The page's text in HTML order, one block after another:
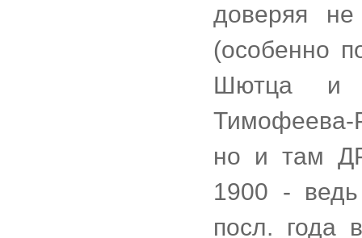
доверяя
(особенно
Шютца и
Тимофеева-
но и там
1900 -
посл. года